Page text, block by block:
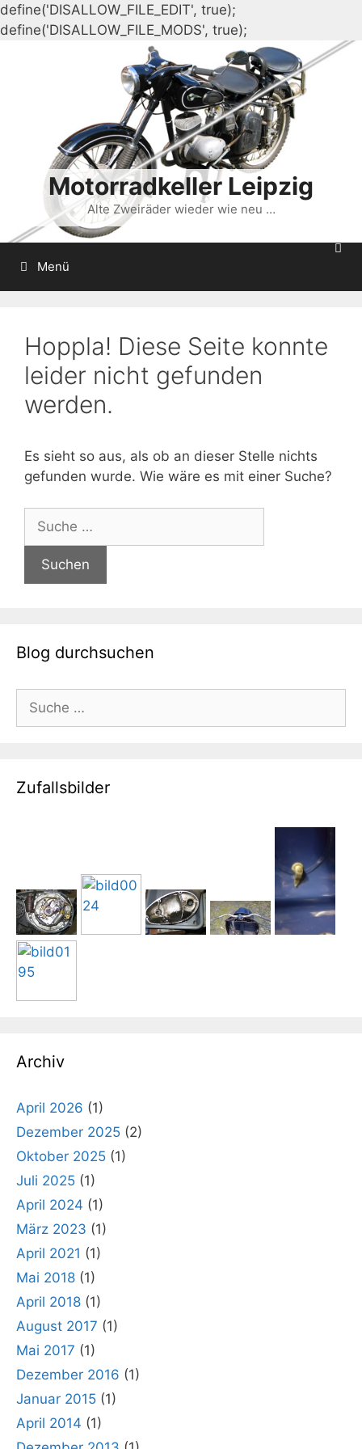
define('DISALLOW_FILE_EDIT', true);
define('DISALLOW_FILE_MODS', true);
Inhalt
springen
Motorradkeller Leipzig
Alte Zweiräder wieder wie neu …
Menü
Hoppla! Diese Seite konnte
leider nicht gefunden
werden.
Es sieht so aus, als ob an dieser Stelle nichts
gefunden wurde. Wie wäre es mit einer Suche?
nach:
Blog durchsuchen
nach:
Zufallsbilder
Archiv
April 2026 (1)
Dezember 2025 (2)
Oktober 2025 (1)
Juli 2025 (1)
April 2024 (1)
März 2023 (1)
April 2021 (1)
Mai 2018 (1)
April 2018 (1)
August 2017 (1)
Mai 2017 (1)
Dezember 2016 (1)
Januar 2015 (1)
April 2014 (1)